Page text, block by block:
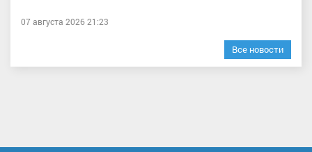
07 августа 2026 21:23
Все новости